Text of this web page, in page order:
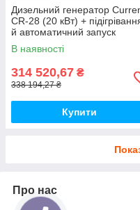
Дизельний генератор
CR-28 (20 кВт) +
й автоматичний запуск
В наявності
314 520,67 ₴
338 194,27 ₴
Купити
Про нас